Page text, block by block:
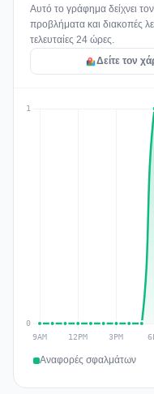
Αυτό το γράφημα δείχνει
προβλήματα και διακοπές
τελευταίες 24 ώρες.
Δείτε τον
Αναφορές σφαλμάτων